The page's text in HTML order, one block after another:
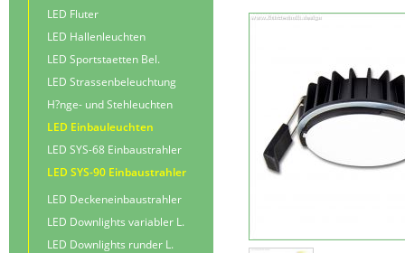
LED Fluter
LED Hallenleuchten
LED Sportstaetten Bel.
LED Strassenbeleuchtung
H?nge- und Stehleuchten
LED Einbauleuchten
LED SYS-68 Einbaustrahler
LED SYS-90 Einbaustrahler
LED Deckeneinbaustrahler
LED Downlights variabler L.
LED Downlights runder L.